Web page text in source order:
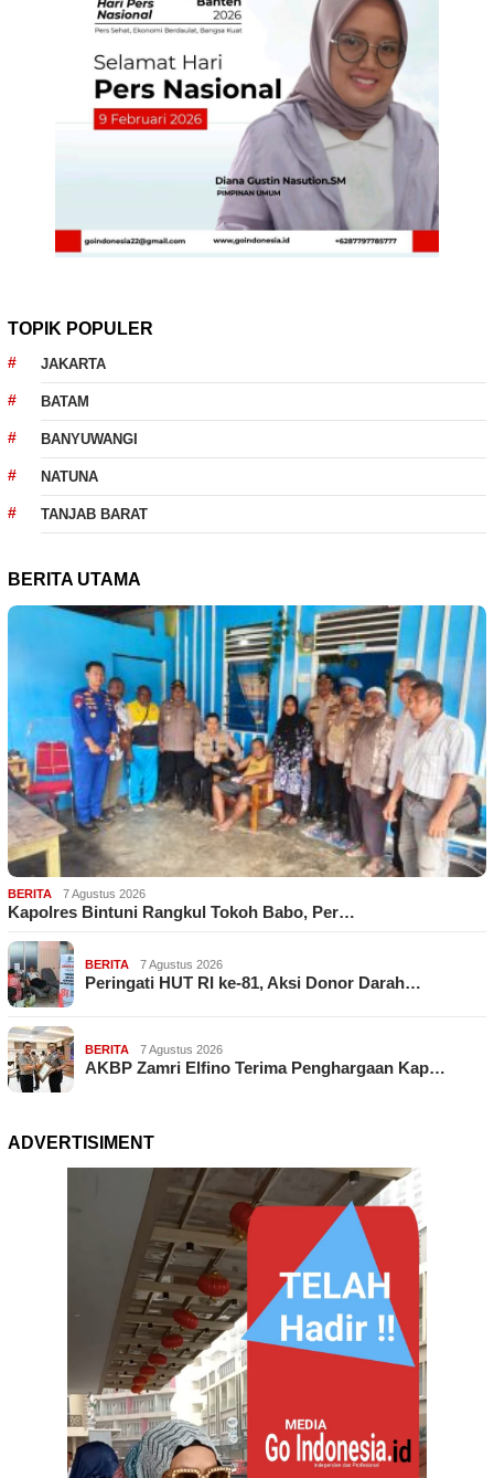
TOPIK POPULER
JAKARTA
BATAM
BANYUWANGI
NATUNA
TANJAB BARAT
BERITA UTAMA
BERITA 7 Agustus 2026
Kapolres Bintuni Rangkul Tokoh Babo, Per…
BERITA 7 Agustus 2026
Peringati HUT RI ke-81, Aksi Donor Darah…
BERITA 7 Agustus 2026
AKBP Zamri Elfino Terima Penghargaan Kap…
ADVERTISIMENT